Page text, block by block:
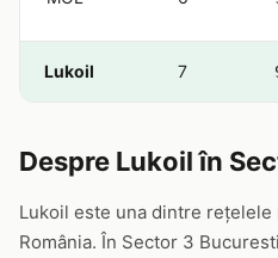
Lukoil 7
Despre Lukoil în
Lukoil este una dintre
România. În Sector 3